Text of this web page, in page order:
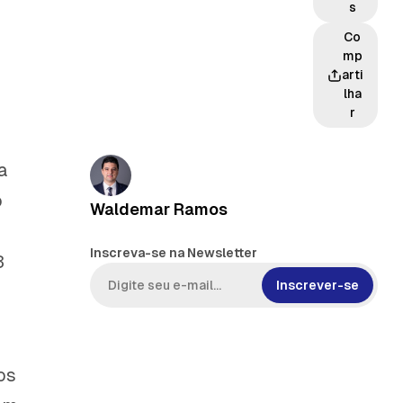
s
Co
mp
arti
lha
r
Waldemar Ramos
Inscreva-se na Newsletter
Inscrever-se